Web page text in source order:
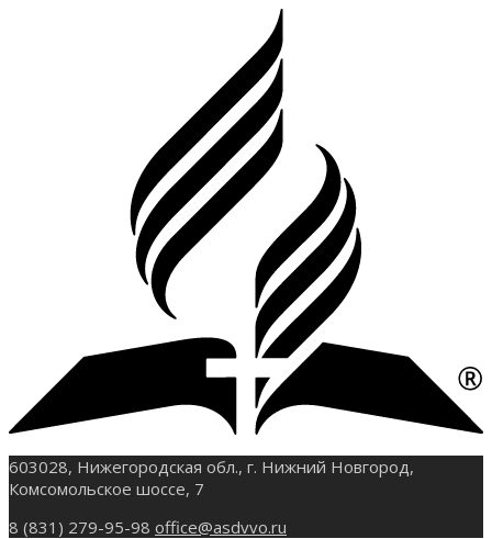
603028, Нижегородская обл., г. Нижний Новгород,
Комсомольское шоссе, 7
8 (831) 279-95-98 office@asdvvo.ru